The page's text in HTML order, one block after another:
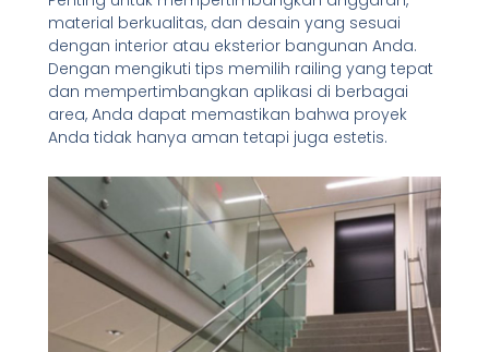
material berkualitas, dan desain yang sesuai
dengan interior atau eksterior bangunan Anda.
Dengan mengikuti tips memilih railing yang tepat
dan mempertimbangkan aplikasi di berbagai
area, Anda dapat memastikan bahwa proyek
Anda tidak hanya aman tetapi juga estetis.